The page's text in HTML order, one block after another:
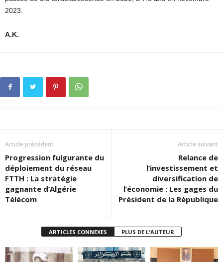
2023.
A.K.
Article précédent
Progression fulgurante du
déploiement du réseau
FTTH : La stratégie
gagnante d’Algérie
Télécom
Article suivant
Relance de
l’investissement et
diversification de
l’économie : Les gages du
Président de la République
ARTICLES CONNEXES PLUS DE L'AUTEUR